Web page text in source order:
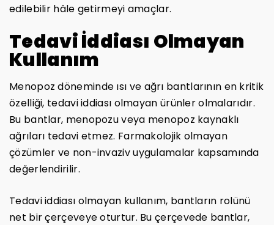
edilebilir hâle getirmeyi amaçlar.
Tedavi İddiası Olmayan
Kullanım
Menopoz döneminde ısı ve ağrı bantlarının en kritik
özelliği, tedavi iddiası olmayan ürünler olmalarıdır.
Bu bantlar, menopozu veya menopoz kaynaklı
ağrıları tedavi etmez. Farmakolojik olmayan
çözümler ve non-invaziv uygulamalar kapsamında
değerlendirilir.
Tedavi iddiası olmayan kullanım, bantların rolünü
net bir çerçeveye oturtur. Bu çerçevede bantlar,